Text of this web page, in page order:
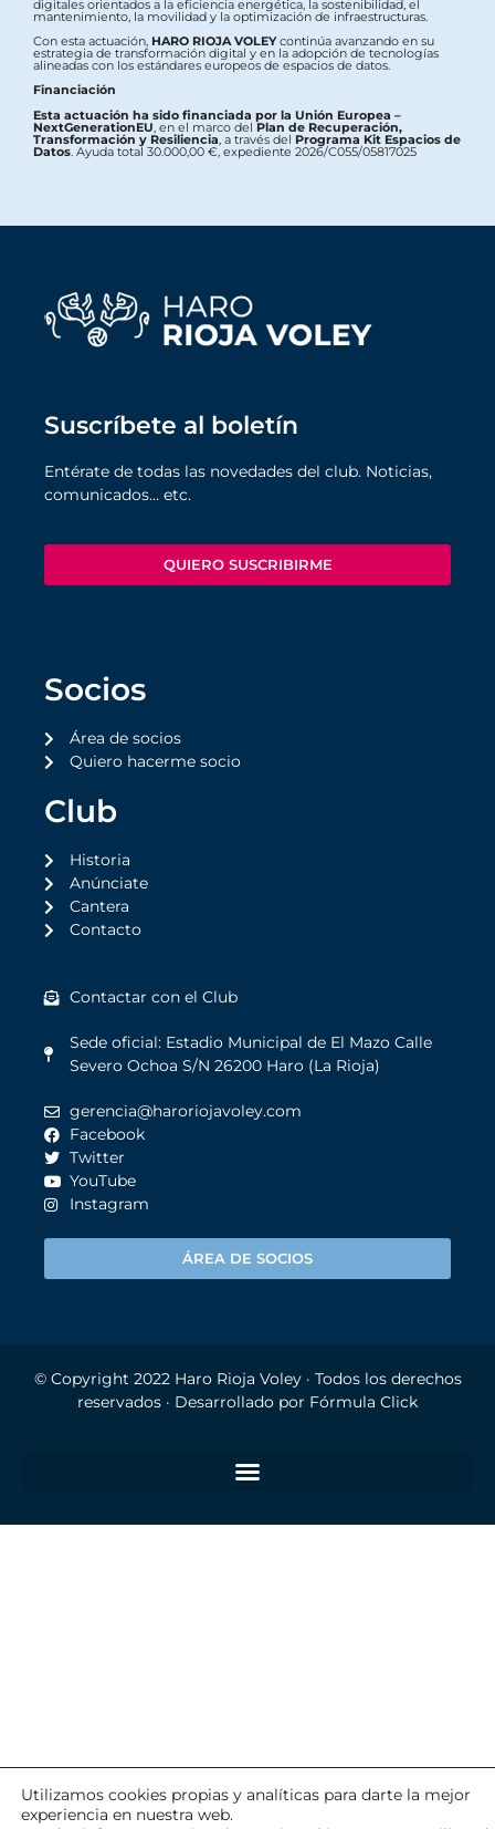
digitales orientados a la eficiencia energética, la sostenibilidad, el
mantenimiento, la movilidad y la optimización de infraestructuras.
Con esta actuación, HARO RIOJA VOLEYcontinúa avanzando en su
estrategia de transformación digital y en la adopción de tecnologías
alineadas con los estándares europeos de espacios de datos.
Financiación
Esta actuación ha sido financiada por la Unión Europea –
NextGenerationEU , en el marco delPlan de Recuperación,
Transformación y Resiliencia , a través del Programa Kit Espacios de
Datos . Ayuda total 30.000,00 €, expediente 2026/C055/05817025
Suscríbete al boletín
Entérate de todas las novedades del club. Noticias,
comunicados… etc.
QUIERO SUSCRIBIRME
Socios
Área de socios
Quiero hacerme socio
Club
Historia
Anúnciate
Cantera
Contacto
Contactar con el Club
Sede oficial: Estadio Municipal de El Mazo Calle
Severo Ochoa S/N 26200 Haro (La Rioja)
gerencia@haroriojavoley.com
Facebook
Twitter
YouTube
Instagram
ÁREA DE SOCIOS
© Copyright 2022 Haro Rioja Voley· Todos los derechos
reservados · Desarrollado por Fórmula Click
Utilizamos cookies propias y analíticas para darte la mejor
experiencia en nuestra web.